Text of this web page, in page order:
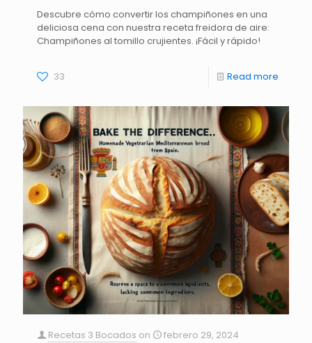
Descubre cómo convertir los champiñones en una
deliciosa cena con nuestra receta freidora de aire:
Champiñones al tomillo crujientes. ¡Fácil y rápido!
33 Read more
Recetas 3 Bocados on
febrero 29, 2024